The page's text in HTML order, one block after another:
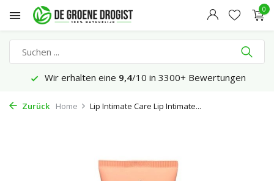
0
Wir erhalten eine 9,4/10 in 3300+ Bewertungen
Zurück Home Lip Intimate Care Lip Intimate...